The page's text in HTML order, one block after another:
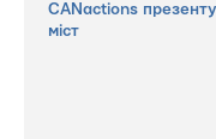
СANactions
міст